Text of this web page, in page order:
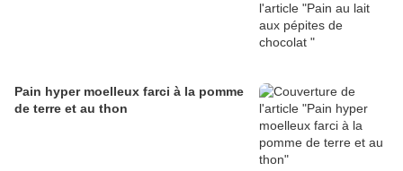
Pain hyper moelleux farci à la pomme
de terre et au thon